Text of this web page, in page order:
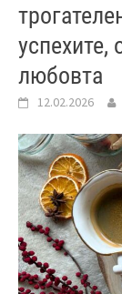
успехите,
любовта
12.02.2026